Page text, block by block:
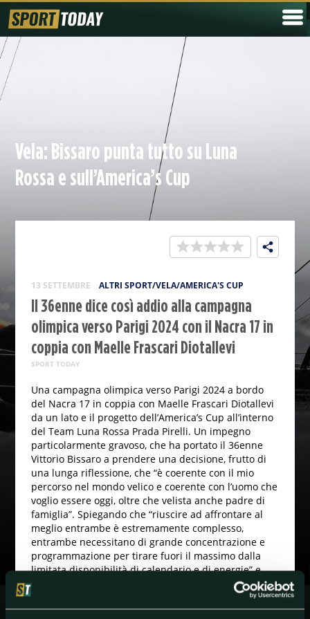
Vela: Bissaro punta tutto su Luna
Rossa e sull’America’s Cup
13 SETTEMBRE ALTRI SPORT/VELA/AMERICA'S CUP
Il 36enne dice così addio alla campagna
olimpica verso Parigi 2024 con il Nacra 17 in
coppia con Maelle Frascari Diotallevi
SPORT TODAY
Una campagna olimpica verso Parigi 2024 a bordo
del Nacra 17 in coppia con Maelle Frascari Diotallevi
da un lato e il progetto dell’America’s Cup all’interno
del Team Luna Rossa Prada Pirelli. Un impegno
particolarmente gravoso, che ha portato il 36enne
Vittorio Bissaro a prendere una decisione, frutto di
una lunga riflessione, che “è coerente con il mio
percorso nel mondo velico e coerente con l’uomo che
voglio essere oggi, oltre che velista anche padre di
famiglia”. Spiegando che “riuscire ad affrontare al
meglio entrambe è estremamente complesso,
entrambe necessitano di grande concentrazione e
programmazione per tirare fuori il massimo dalla
limitata disponibilità di calendario e di energie” e
ringraziando tutto il mondo federale (il presidente
Ettorre, il direttore tecnico Marchesini, il tecnico
Bruni) per la disponibilità mostrata e il sostegno